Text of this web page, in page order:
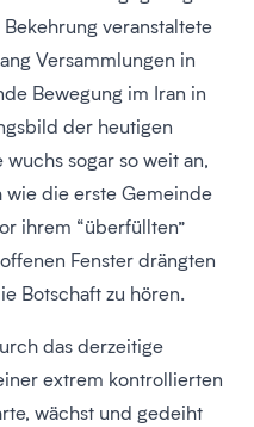
veranstaltete
Versammlungen in
Bewegung im Iran in
der heutigen
sogar so weit an,
die erste Gemeinde
ihrem “überfüllten”
Fenster drängten
Botschaft zu hören.
das derzeitige
extrem kontrollierten
wächst und gedeiht